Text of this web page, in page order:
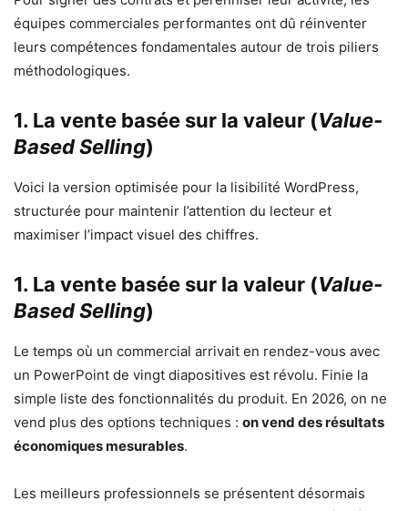
équipes commerciales performantes ont dû réinventer
leurs compétences fondamentales autour de trois piliers
méthodologiques.
1. La vente basée sur la valeur (Value-
Based Selling)
Voici la version optimisée pour la lisibilité WordPress,
structurée pour maintenir l’attention du lecteur et
maximiser l’impact visuel des chiffres.
1. La vente basée sur la valeur (Value-
Based Selling)
Le temps où un commercial arrivait en rendez-vous avec
un PowerPoint de vingt diapositives est révolu. Finie la
simple liste des fonctionnalités du produit. En 2026, on ne
vend plus des options techniques : on vend des résultats
économiques mesurables.
Les meilleurs professionnels se présentent désormais